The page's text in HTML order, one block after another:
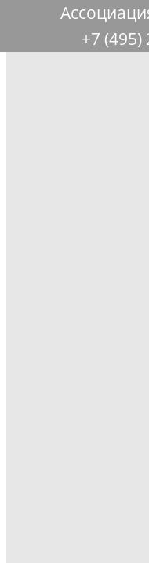
+7 (495)